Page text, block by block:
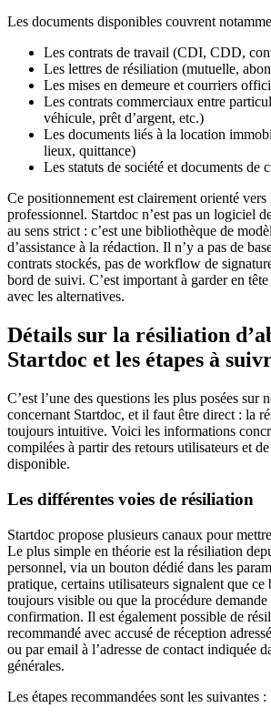
Les documents disponibles couvrent
Les contrats de travail (CDI, CDD,
Les lettres de résiliation (mutuelle,
Les mises en demeure et courriers
Les contrats commerciaux entre
véhicule, prêt d’argent, etc.)
Les documents liés à la location
lieux, quittance)
Les statuts de société et documents de
Ce positionnement est clairement orienté
professionnel. Startdoc n’est pas un logiciel
au sens strict : c’est une bibliothèque de
d’assistance à la rédaction. Il n’y a pas de
contrats stockés, pas de workflow de
bord de suivi. C’est important à garder en
avec les alternatives.
Détails sur la résiliation
Startdoc et les étapes à
C’est l’une des questions les plus posées sur
concernant Startdoc, et il faut être direct : la
toujours intuitive. Voici les informations
compilées à partir des retours utilisateurs et
disponible.
Les différentes voies de résiliation
Startdoc propose plusieurs canaux pour
Le plus simple en théorie est la résiliation
personnel, via un bouton dédié dans les
pratique, certains utilisateurs signalent que ce
toujours visible ou que la procédure demande
confirmation. Il est également possible de
recommandé avec accusé de réception
ou par email à l’adresse de contact indiquée
générales.
Les étapes recommandées sont les suivantes :